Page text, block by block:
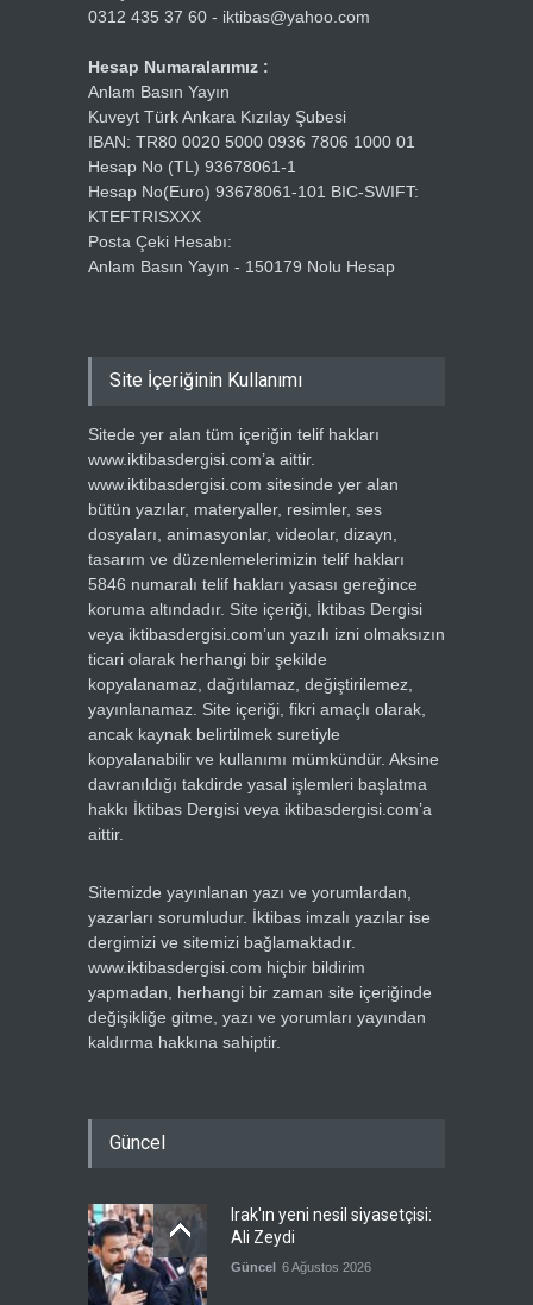
0312 435 37 60 - iktibas@yahoo.com
Hesap Numaralarımız :
Anlam Basın Yayın
Kuveyt Türk Ankara Kızılay Şubesi
IBAN: TR80 0020 5000 0936 7806 1000 01
Hesap No (TL) 93678061-1
Hesap No(Euro) 93678061-101 BIC-SWIFT:
KTEFTRISXXX
Posta Çeki Hesabı:
Anlam Basın Yayın - 150179 Nolu Hesap
Site İçeriğinin Kullanımı
Sitede yer alan tüm içeriğin telif hakları
www.iktibasdergisi.com’a aittir.
www.iktibasdergisi.com sitesinde yer alan
bütün yazılar, materyaller, resimler, ses
dosyaları, animasyonlar, videolar, dizayn,
tasarım ve düzenlemelerimizin telif hakları
5846 numaralı telif hakları yasası gereğince
koruma altındadır. Site içeriği, İktibas Dergisi
veya iktibasdergisi.com’un yazılı izni olmaksızın
ticari olarak herhangi bir şekilde
kopyalanamaz, dağıtılamaz, değiştirilemez,
yayınlanamaz. Site içeriği, fikri amaçlı olarak,
ancak kaynak belirtilmek suretiyle
kopyalanabilir ve kullanımı mümkündür. Aksine
davranıldığı takdirde yasal işlemleri başlatma
hakkı İktibas Dergisi veya iktibasdergisi.com’a
aittir.
Sitemizde yayınlanan yazı ve yorumlardan,
yazarları sorumludur. İktibas imzalı yazılar ise
dergimizi ve sitemizi bağlamaktadır.
www.iktibasdergisi.com hiçbir bildirim
yapmadan, herhangi bir zaman site içeriğinde
değişikliğe gitme, yazı ve yorumları yayından
kaldırma hakkına sahiptir.
Güncel
Irak'ın yeni nesil siyasetçisi:
Ali Zeydi
Güncel 6 Ağustos 2026